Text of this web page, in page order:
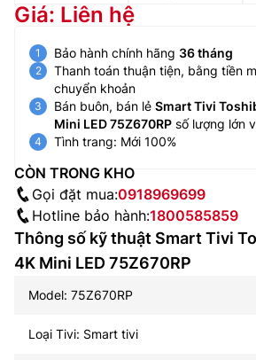
Giá: Liên hệ
Bảo hành chính hãng 36 tháng
Thanh toán thuận tiện, bằng tiền
chuyển khoản
Bán buôn, bán lẻ Smart Tivi
Mini LED 75Z670RP số lượng lớn
Tình trang: Mới 100%
CÒN TRONG KHO
Gọi đặt mua:0918969699
Hotline bảo hành:1800585859
Thông số kỹ thuật Smart Tivi
4K Mini LED 75Z670RP
Model: 75Z670RP
Loại Tivi: Smart tivi